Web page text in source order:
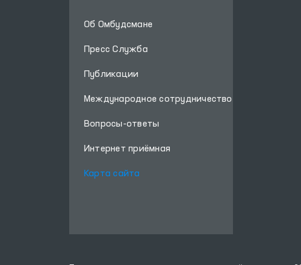
Об Омбудсмане
Пресс Служба
Публикации
Международное сотрудничество
Вопросы-ответы
Интернет приёмная
Карта сайта